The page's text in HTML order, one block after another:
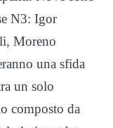
N3: Igor
Moreno
una sfida
un solo
composto da